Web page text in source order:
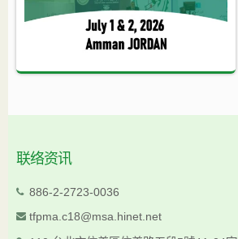
联络资讯
886-2-2723-0036
tfpma.c18@msa.hinet.net